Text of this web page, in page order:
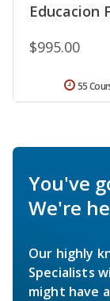
Educacion
$995.00
55
You've
We're
Our highly
Specialists
might have